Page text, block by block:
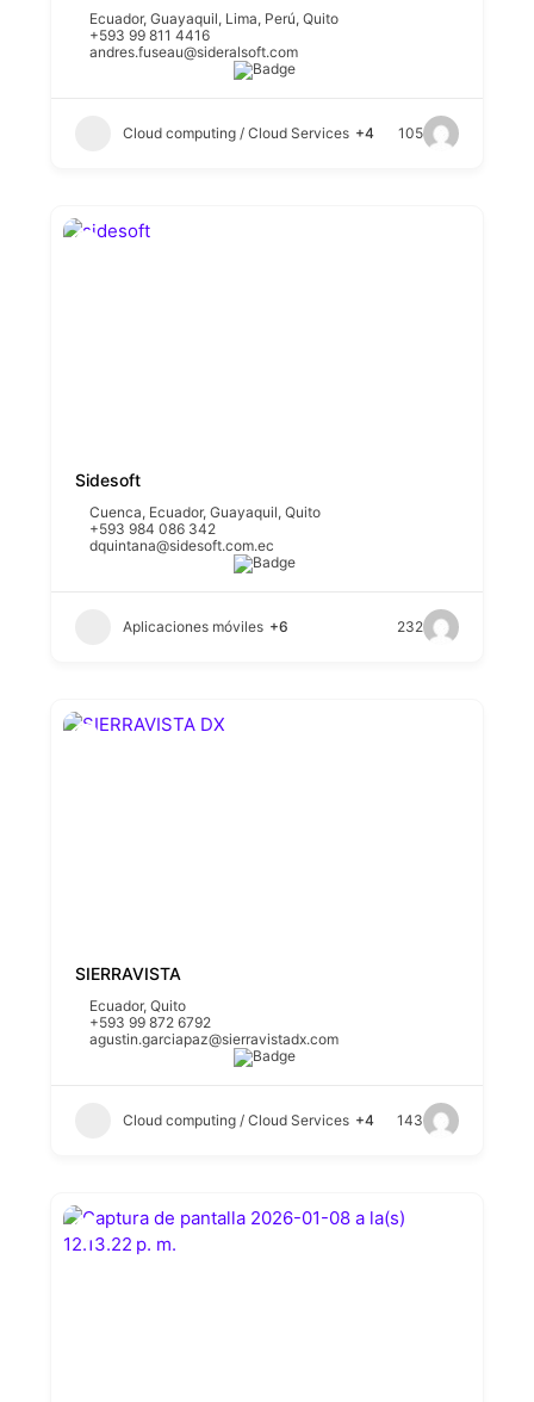
Ecuador,Guayaquil, Lima, Perú,Quito
+593 99 811 4416
andres.fuseau@sideralsoft.com
Cloud computing / Cloud Services +4 105
Sidesoft
Cuenca, Ecuador,Guayaquil,Quito
+593 984 086 342
dquintana@sidesoft.com.ec
Aplicaciones móviles +6 232
SIERRAVISTA
Ecuador,Quito
+593 99 872 6792
agustin.garciapaz@sierravistadx.com
Cloud computing / Cloud Services +4 143